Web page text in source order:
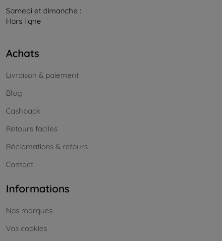
Samedi et dimanche :
Hors ligne
Achats
Livraison & paiement
Blog
Cashback
Retours faciles
Réclamations & retours
Contact
Informations
Nos marques
Vos cookies